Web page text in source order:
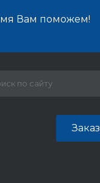
Вам поможем!